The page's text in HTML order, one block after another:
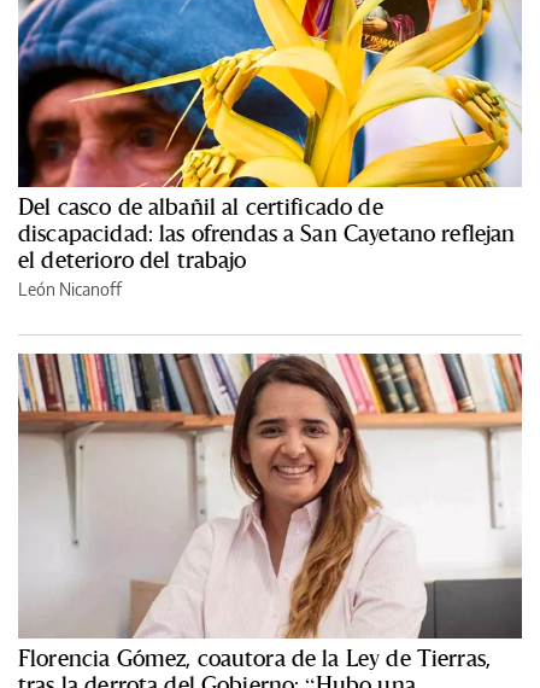
Del casco de albañil al certificado de
discapacidad: las ofrendas a San Cayetano reflejan
el deterioro del trabajo
León Nicanoff
Florencia Gómez, coautora de la Ley de Tierras,